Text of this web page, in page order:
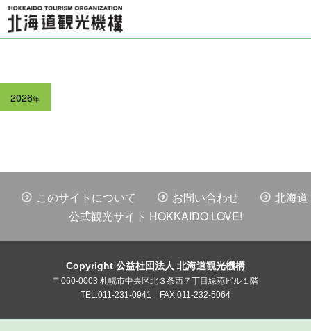
2026年
このサイトについて お問い合わせ
北海道
公式観光サイト HOKKAIDO LOVE!
Copyright 公益社団法人 北海道観光機構
〒060-0003 札幌市中央区北３条西７丁目緑苑ビル１階
TEL.011-231-0941 FAX.011-232-5064